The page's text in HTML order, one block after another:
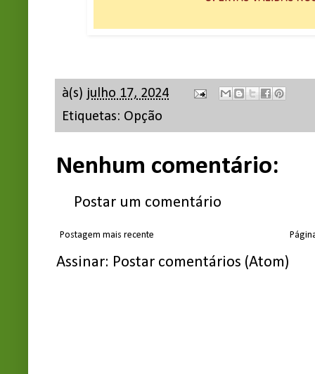
à(s) julho 17, 2024
Etiquetas: Opção
Nenhum comentário:
Postar um comentário
Postagem mais recente
Assinar: Postar comentários (Atom)